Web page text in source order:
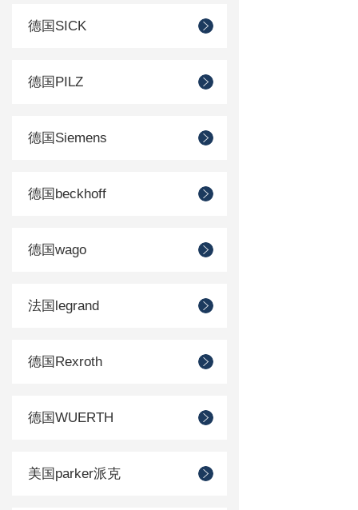
德国SICK
德国PILZ
德国Siemens
德国beckhoff
德国wago
法国legrand
德国Rexroth
德国WUERTH
美国parker派克